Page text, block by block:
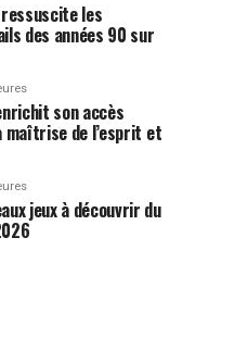
les
des années 90 sur
son accès
maîtrise de l’esprit et
jeux à découvrir du